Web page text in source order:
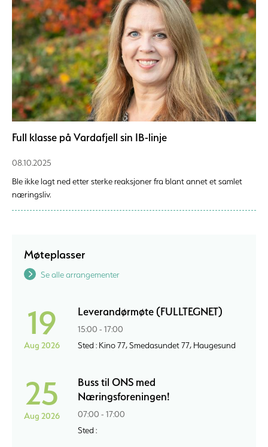
Full klasse på Vardafjell sin IB-linje
08.10.2025
Ble ikke lagt ned etter sterke reaksjoner fra blant annet et samlet
næringsliv.
Møteplasser
Se alle arrangementer
19
Aug 2026
Leverandørmøte (FULLTEGNET)
15:00 - 17:00
Sted : Kino 77, Smedasundet 77, Haugesund
25
Aug 2026
Buss til ONS med
Næringsforeningen!
07:00 - 17:00
Sted :